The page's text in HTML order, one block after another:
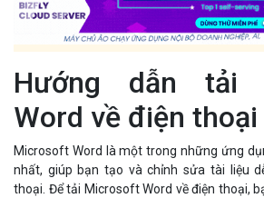
Hướng dẫn tải
Word về điện thoại
Microsoft Word là một trong những ứng
nhất, giúp bạn tạo và chỉnh sửa tài liệu
thoại. Để tải Microsoft Word về điện thoại,